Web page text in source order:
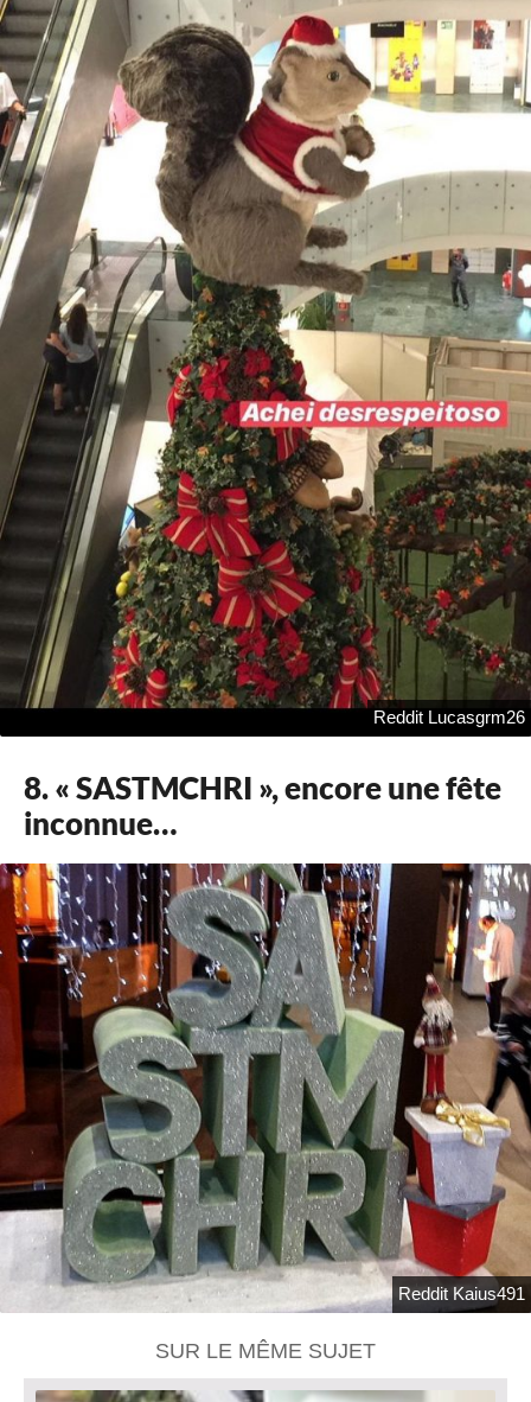
Reddit Lucasgrm26
8. « SASTMCHRI », encore une fête
inconnue…
Reddit Kaius491
SUR LE MÊME SUJET